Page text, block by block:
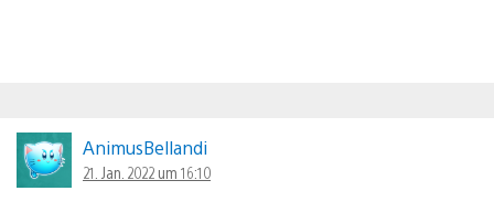
AnimusBellandi
21. Jan. 2022 um 16:10